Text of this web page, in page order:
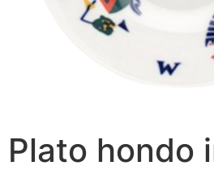
Plato hondo